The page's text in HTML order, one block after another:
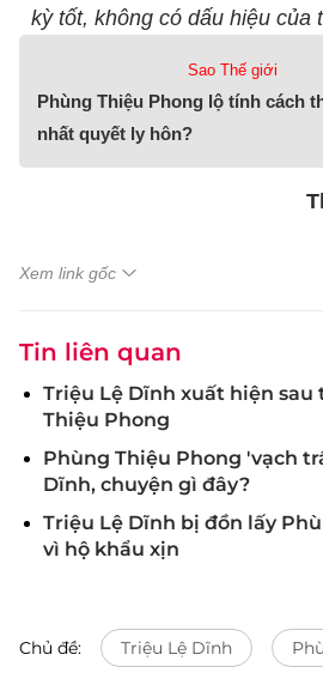
kỳ tốt, không có dấu hiệu của
Sao Thế giới
Phùng Thiệu Phong lộ tính cách
nhất quyết ly hôn?
Xem link gốc
Tin liên quan
Triệu Lệ Dĩnh xuất hiện
Thiệu Phong
Phùng Thiệu Phong 'vạch
Dĩnh, chuyện gì đây?
Triệu Lệ Dĩnh bị đồn lấy
vì hộ khẩu xịn
Chủ đề: Triệu Lệ Dĩnh